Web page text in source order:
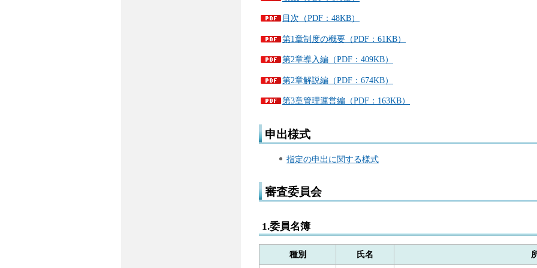
目次（PDF：48KB）
第1章制度の概要（PDF：61KB）
第2章導入編（PDF：409KB）
第2章解説編（PDF：674KB）
第3章管理運営編（PDF：163KB）
申出様式
指定の申出に関する様式
審査委員会
1.委員名簿
種別 氏名